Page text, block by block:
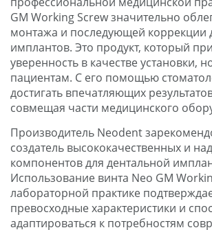
GM Working Screw значительно
монтажа и последующей коррекции
имплантов. Это продукт, который
уверенность в качестве установки,
пациентам. С его помощью
достигать впечатляющих
совмещая части медицинского
Производитель Neodent
создатель высококачественных и
компонентов для дентальной
Использование винта Neo GM
лабораторной практике
превосходные характеристики и
адаптироваться к потребностям